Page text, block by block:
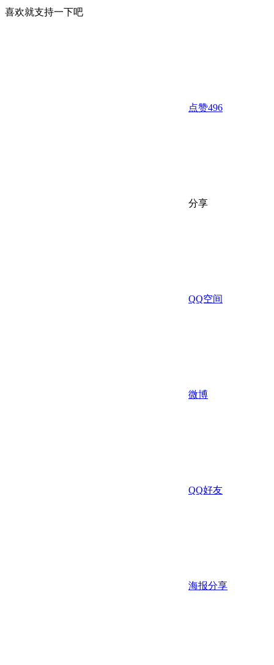
喜欢就支持一下吧
点赞496
分享
QQ空间
微博
QQ好友
海报分享